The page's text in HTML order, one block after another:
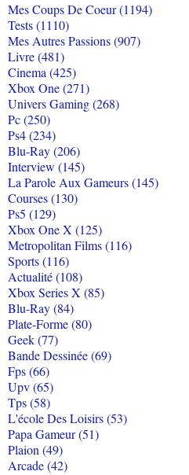
Mes Coups De Coeur (1194)
Tests (1110)
Mes Autres Passions (907)
Livre (481)
Cinema (425)
Xbox One (271)
Univers Gaming (268)
Pc (250)
Ps4 (234)
Blu-Ray (206)
Interview (145)
La Parole Aux Gameurs (145)
Courses (130)
Ps5 (129)
Xbox One X (125)
Metropolitan Films (116)
Sports (116)
Actualité (108)
Xbox Series X (85)
Blu-Ray (84)
Plate-Forme (80)
Geek (77)
Bande Dessinée (69)
Fps (66)
Upv (65)
Tps (58)
L'école Des Loisirs (53)
Papa Gameur (51)
Plaion (49)
Arcade (42)